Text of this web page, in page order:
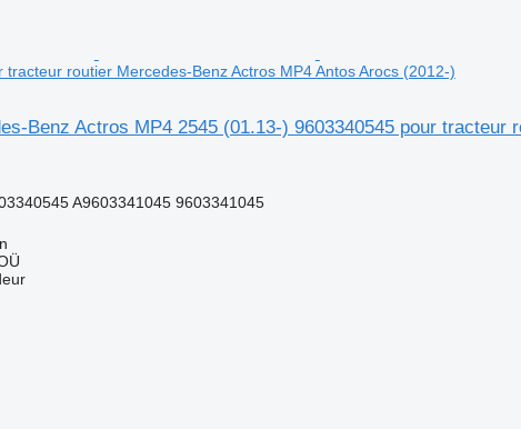
tracteur routier Mercedes-Benz Actros MP4 Antos Arocs (2012-)
Benz Actros MP4 2545 (01.13-) 9603340545 pour
A9603341045 9603341045